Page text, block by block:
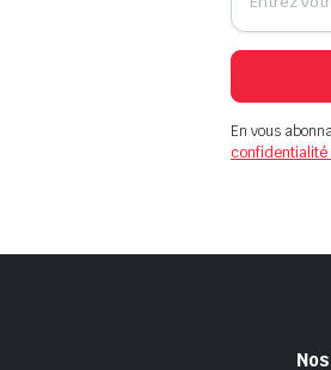
En vous
confidentialité